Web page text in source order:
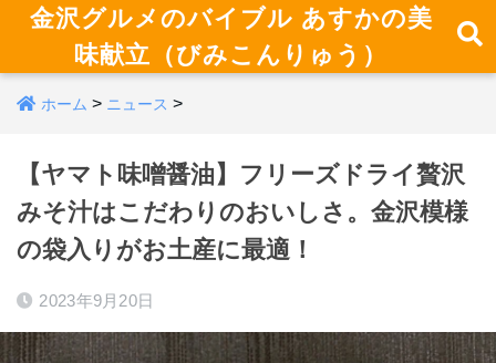
金沢グルメのバイブル あすかの美
味献立（びみこんりゅう）
ホーム > ニュース >
【ヤマト味噌醤油】フリーズドライ贅沢
みそ汁はこだわりのおいしさ。金沢模様
の袋入りがお土産に最適！
2023年9月20日